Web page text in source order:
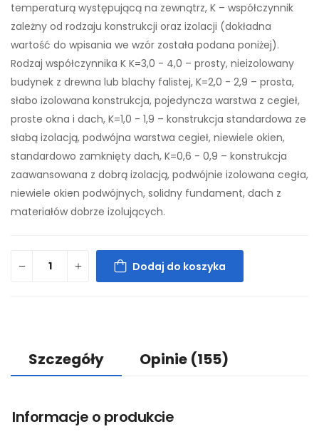
temperaturą występującą na zewnątrz, K – współczynnik
zależny od rodzaju konstrukcji oraz izolacji (dokładna
wartość do wpisania we wzór została podana poniżej).
Rodzaj współczynnika K K=3,0 - 4,0 – prosty, nieizolowany
budynek z drewna lub blachy falistej, K=2,0 - 2,9 – prosta,
słabo izolowana konstrukcja, pojedyncza warstwa z cegieł,
proste okna i dach, K=1,0 - 1,9 – konstrukcja standardowa ze
słabą izolacją, podwójna warstwa cegieł, niewiele okien,
standardowo zamknięty dach, K=0,6 - 0,9 – konstrukcja
zaawansowana z dobrą izolacją, podwójnie izolowana cegła,
niewiele okien podwójnych, solidny fundament, dach z
materiałów dobrze izolujących.
Dodaj do koszyka
Szczegóły Opinie (155)
Informacje o produkcie